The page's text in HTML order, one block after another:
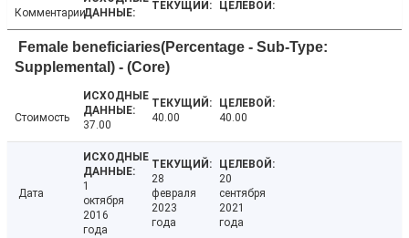
Комментарии
Female beneficiaries(Percentage - Sub-Type:
Supplemental) - (Core)
Стоимость
37.00
40.00 40.00
Дата
1
октября
2016
года
28
февраля
2023
года
20
сентября
2021
года